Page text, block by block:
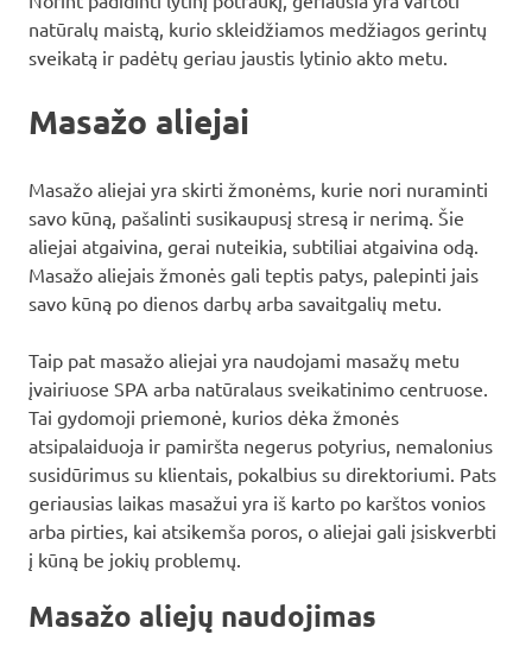
natūralų maistą, kurio skleidžiamos medžiagos gerintų
sveikatą ir padėtų geriau jaustis lytinio akto metu.
Masažo aliejai
Masažo aliejai yra skirti žmonėms, kurie nori nuraminti
savo kūną, pašalinti susikaupusį stresą ir nerimą. Šie
aliejai atgaivina, gerai nuteikia, subtiliai atgaivina odą.
Masažo aliejais žmonės gali teptis patys, palepinti jais
savo kūną po dienos darbų arba savaitgalių metu.
Taip pat masažo aliejai yra naudojami masažų metu
įvairiuose SPA arba natūralaus sveikatinimo centruose.
Tai gydomoji priemonė, kurios dėka žmonės
atsipalaiduoja ir pamiršta negerus potyrius, nemalonius
susidūrimus su klientais, pokalbius su direktoriumi. Pats
geriausias laikas masažui yra iš karto po karštos vonios
arba pirties, kai atsikemša poros, o aliejai gali įsiskverbti
į kūną be jokių problemų.
Masažo aliejų naudojimas